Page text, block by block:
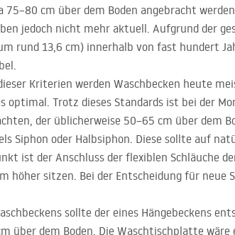
75–80 cm über dem Boden angebracht
jedoch nicht mehr aktuell. Aufgrund der
rund 13,6 cm) innerhalb von fast hundert
Kriterien werden Waschbecken heute
optimal. Trotz dieses Standards ist bei der
der üblicherweise 50–65 cm über dem
Siphon oder Halbsiphon. Diese sollte auf
ist der Anschluss der flexiblen Schläuche
höher sitzen. Bei der Entscheidung für
sollte der eines Hängebeckens
über dem Boden. Die Waschtischplatte